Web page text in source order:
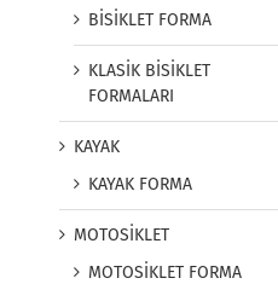
BİSİKLET FORMA
KLASİK BİSİKLET
FORMALARI
KAYAK
KAYAK FORMA
MOTOSİKLET
MOTOSİKLET FORMA